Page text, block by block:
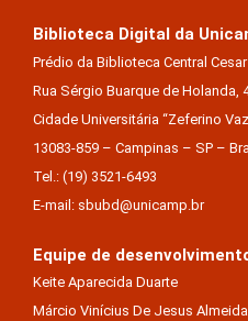
Biblioteca Digital da
Prédio da Biblioteca Central
Rua Sérgio Buarque de Holanda,
Cidade Universitária “Zeferino
13083-859 – Campinas – SP –
Tel.: (19) 3521-6493
E-mail: sbubd@unicamp.br
Equipe de
Keite Aparecida Duarte
Márcio Vinícius De Jesus Almeida